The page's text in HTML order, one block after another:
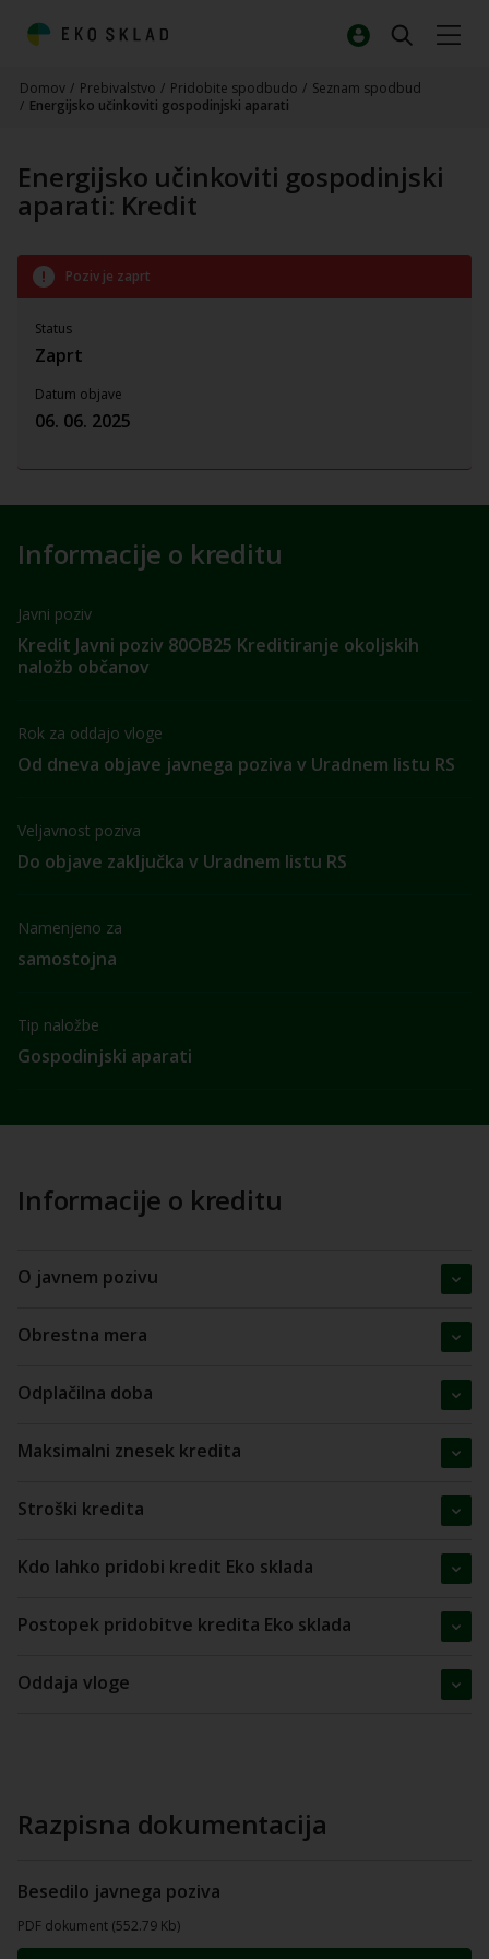
Domov / Prebivalstvo / Pridobite spodbudo / Seznam spodbud
/ Energijsko učinkoviti gospodinjski aparati
Energijsko učinkoviti gospodinjski
aparati: Kredit
Informacije o kreditu
Javni poziv
Kredit Javni poziv 80OB25 Kreditiranje okoljskih
naložb občanov
Rok za oddajo vloge
Od dneva objave javnega poziva v Uradnem listu RS
Veljavnost poziva
Do objave zaključka v Uradnem listu RS
Namenjeno za
samostojna
Tip naložbe
Gospodinjski aparati
Informacije o kreditu
O javnem pozivu
Obrestna mera
Odplačilna doba
Maksimalni znesek kredita
Stroški kredita
Kdo lahko pridobi kredit Eko sklada
Postopek pridobitve kredita Eko sklada
Oddaja vloge
Poziv je zaprt
Status
Zaprt
Datum objave
06. 06. 2025
Razpisna dokumentacija
Besedilo javnega poziva
PDF dokument (552.79 Kb)